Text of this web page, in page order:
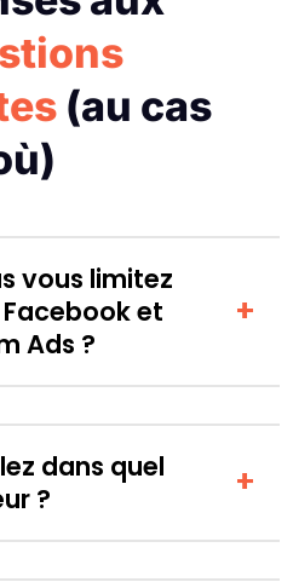
(au cas
vous limitez
et
Ads ?
dans quel
?